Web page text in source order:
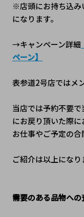
※店頭にお持ち込み
になります。
→キャンペーン詳細
ペーン】
表参道2号店ではメ
当店では予約不要
にお戻り頂いた際に
お仕事やご予定の合
ご紹介は以上になり
需要のある品物への